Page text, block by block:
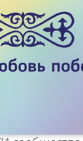
Kyrgyz
вошли